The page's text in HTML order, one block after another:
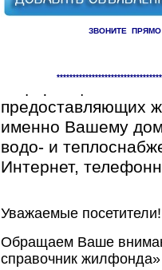
ЗВОНИТЕ
предоставляющих
именно Вашему
водо- и
Интернет,
Уважаемые посетители!
Обращаем Ваше
справочник